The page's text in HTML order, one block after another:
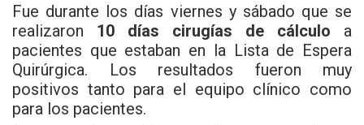
Fue durante los días viernes y sábado que se
realizaron 10 días cirugías de cálculo a
pacientes que estaban en la Lista de Espera
Quirúrgica. Los resultados fueron muy
positivos tanto para el equipo clínico como
para los pacientes.